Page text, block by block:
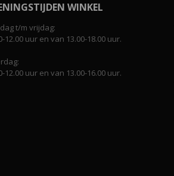
WINKEL
t/m vrijdag:
12.00 uur en van 13.00-18.00 uur.
12.00 uur en van 13.00-16.00 uur.